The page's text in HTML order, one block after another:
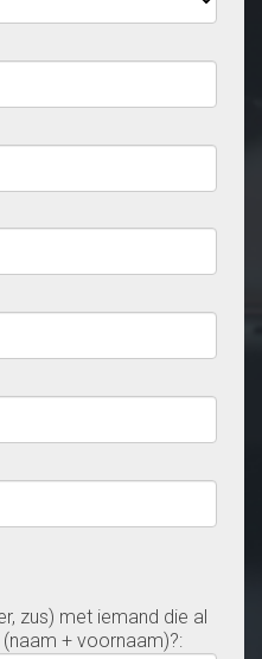
zus) met iemand die al
+ voornaam)?: